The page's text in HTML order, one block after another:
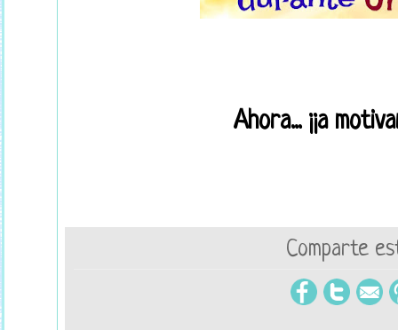
Ahora... ¡¡a
Comparte